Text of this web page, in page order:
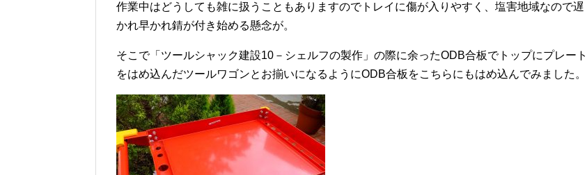
作業中はどうしても雑に扱うこともありますのでトレイに傷が入りやすく、塩害地域なので遅
かれ早かれ錆が付き始める懸念が。
そこで「ツールシャック建設10－シェルフの製作」の際に余ったODB合板でトップにプレート
をはめ込んだツールワゴンとお揃いになるようにODB合板をこちらにもはめ込んでみました。